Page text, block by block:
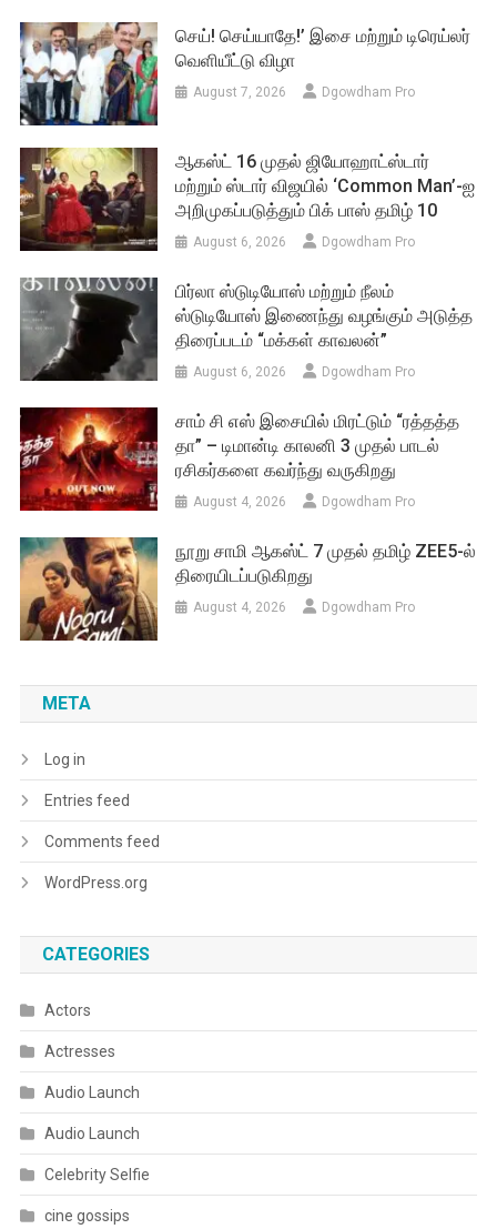
செய்! செய்யாதே!’ இசை மற்றும் டிரெய்லர்
வெளியீட்டு விழா
August 7, 2026 Dgowdham Pro
ஆகஸ்ட் 16 முதல் ஜியோஹாட்ஸ்டார்
மற்றும் ஸ்டார் விஜயில் ‘Common Man’-ஐ
அறிமுகப்படுத்தும் பிக் பாஸ் தமிழ் 10
August 6, 2026 Dgowdham Pro
பிர்லா ஸ்டுடியோஸ் மற்றும் நீலம்
ஸ்டுடியோஸ் இணைந்து வழங்கும் அடுத்த
திரைப்படம் “மக்கள் காவலன்”
August 6, 2026 Dgowdham Pro
சாம் சி எஸ் இசையில் மிரட்டும் “ரத்தத்த
தா” – டிமான்டி காலனி 3 முதல் பாடல்
ரசிகர்களை கவர்ந்து வருகிறது
August 4, 2026 Dgowdham Pro
நூறு சாமி ஆகஸ்ட் 7 முதல் தமிழ் ZEE5-ல்
திரையிடப்படுகிறது
August 4, 2026 Dgowdham Pro
META
Log in
Entries feed
Comments feed
WordPress.org
CATEGORIES
Actors
Actresses
Audio Launch
Audio Launch
Celebrity Selfie
cine gossips